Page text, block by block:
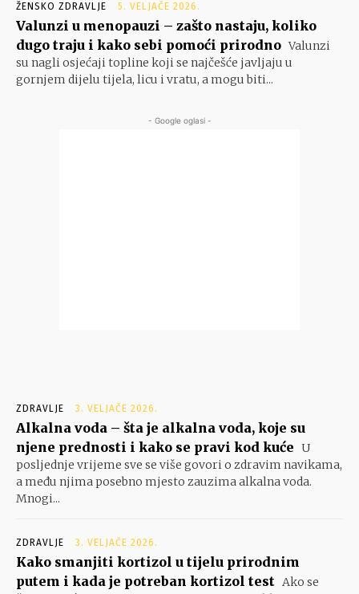
ŽENSKO ZDRAVLJE 5. VELJAČE 2026.
Valunzi u menopauzi – zašto nastaju, koliko
dugo traju i kako sebi pomoći prirodno Valunzi
su nagli osjećaji topline koji se najčešće javljaju u
gornjem dijelu tijela, licu i vratu, a mogu biti...
- Google oglasi -
ZDRAVLJE 3. VELJAČE 2026.
Alkalna voda – šta je alkalna voda, koje su
njene prednosti i kako se pravi kod kuće U
posljednje vrijeme sve se više govori o zdravim navikama,
a među njima posebno mjesto zauzima alkalna voda.
Mnogi...
ZDRAVLJE 3. VELJAČE 2026.
Kako smanjiti kortizol u tijelu prirodnim
putem i kada je potreban kortizol test Ako se